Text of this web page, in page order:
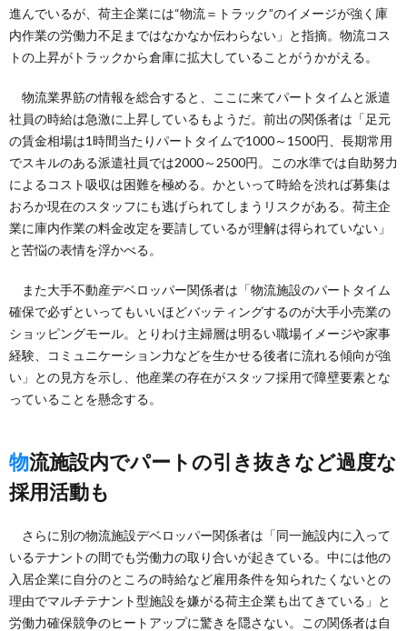
進んでいるが、荷主企業には“物流＝トラック”のイメージが強く庫
内作業の労働力不足まではなかなか伝わらない」と指摘。物流コス
トの上昇がトラックから倉庫に拡大していることがうかがえる。
物流業界筋の情報を総合すると、ここに来てパートタイムと派遣
社員の時給は急激に上昇しているもようだ。前出の関係者は「足元
の賃金相場は1時間当たりパートタイムで1000～1500円、長期常用
でスキルのある派遣社員では2000～2500円。この水準では自助努力
によるコスト吸収は困難を極める。かといって時給を渋れば募集は
おろか現在のスタッフにも逃げられてしまうリスクがある。荷主企
業に庫内作業の料金改定を要請しているが理解は得られていない」
と苦悩の表情を浮かべる。
また大手不動産デベロッパー関係者は「物流施設のパートタイム
確保で必ずといってもいいほどバッティングするのが大手小売業の
ショッピングモール。とりわけ主婦層は明るい職場イメージや家事
経験、コミュニケーション力などを生かせる後者に流れる傾向が強
い」との見方を示し、他産業の存在がスタッフ採用で障壁要素とな
っていることを懸念する。
物流施設内でパートの引き抜きなど過度な
採用活動も
さらに別の物流施設デベロッパー関係者は「同一施設内に入って
いるテナントの間でも労働力の取り合いが起きている。中には他の
入居企業に自分のところの時給など雇用条件を知られたくないとの
理由でマルチテナント型施設を嫌がる荷主企業も出てきている」と
労働力確保競争のヒートアップに驚きを隠さない。この関係者は自